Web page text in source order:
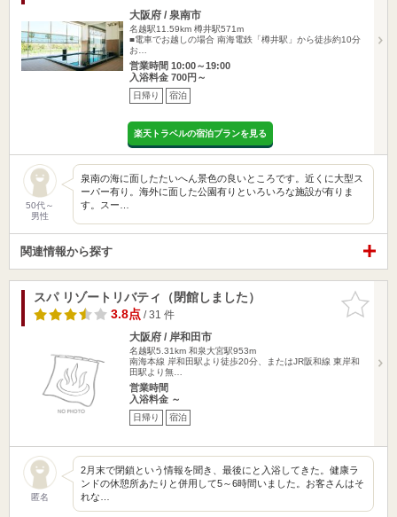
大阪府 / 泉南市
名越駅11.59km 樽井駅571m
■電車でお越しの場合 南海電鉄「樽井駅」から徒歩約10分
お…
営業時間 10:00～19:00
入浴料金 700円～
日帰り 宿泊
楽天トラベルの宿泊プランを見る
50代～
男性
泉南の海に面したたいへん景色の良いところです。近くに大型ス
ーパー有り。海外に面した公園有りといろいろな施設が有りま
す。スー…
関連情報から探す
お気に入
りに追加
スパ リゾートリバティ（閉館しました）
3.8点/ 31 件
大阪府 / 岸和田市
名越駅5.31km 和泉大宮駅953m
南海本線 岸和田駅より徒歩20分、またはJR阪和線 東岸和
田駅より無…
営業時間
入浴料金 ～
日帰り 宿泊
匿名
2月末で閉鎖という情報を聞き、最後にと入浴してきた。健康ラ
ンドの休憩所あたりと併用して5～6時間いました。お客さんはそ
れな…